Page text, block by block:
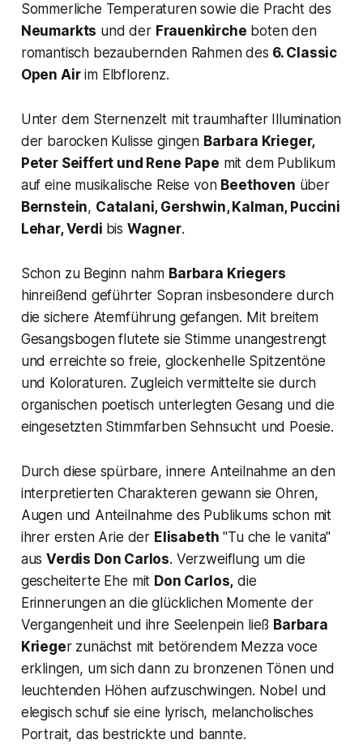
Sommerliche Temperaturen sowie die Pracht des
Neumarkts und der Frauenkirche boten den
romantisch bezaubernden Rahmen des 6. Classic
Open Air im Elbflorenz.
Unter dem Sternenzelt mit traumhafter Illumination
der barocken Kulisse gingen Barbara Krieger,
Peter Seiffert und Rene Pape mit dem Publikum
auf eine musikalische Reise von Beethoven über
Bernstein, Catalani, Gershwin, Kalman, Puccini
Lehar, Verdi bis Wagner.
Schon zu Beginn nahm Barbara Kriegers
hinreißend geführter Sopran insbesondere durch
die sichere Atemführung gefangen. Mit breitem
Gesangsbogen flutete sie Stimme unangestrengt
und erreichte so freie, glockenhelle Spitzentöne
und Koloraturen. Zugleich vermittelte sie durch
organischen poetisch unterlegten Gesang und die
eingesetzten Stimmfarben Sehnsucht und Poesie.
Durch diese spürbare, innere Anteilnahme an den
interpretierten Charakteren gewann sie Ohren,
Augen und Anteilnahme des Publikums schon mit
ihrer ersten Arie der Elisabeth "Tu che le vanita"
ausVerdis Don Carlos. Verzweiflung um die
gescheiterte Ehe mit Don Carlos, die
Erinnerungen an die glücklichen Momente der
Vergangenheit und ihre Seelenpein ließ Barbara
Krieger zunächst mit betörendem Mezza voce
erklingen, um sich dann zu bronzenen Tönen und
leuchtenden Höhen aufzuschwingen. Nobel und
elegisch schuf sie eine lyrisch, melancholisches
Portrait, das bestrickte und bannte.